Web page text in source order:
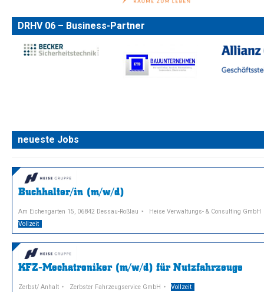
DRHV 06 – Business-Partner
neueste Jobs
Buchhalter/in (m/w/d)
Am Eichengarten 15, 06842 Dessau-Roßlau
Heise Verwaltungs- & Consulting GmbH
Vollzeit
KFZ-Mechatroniker (m/w/d) für Nutzfahrzeuge
Zerbst/ Anhalt Zerbster Fahrzeugservice GmbH Vollzeit